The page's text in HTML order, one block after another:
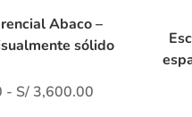
Abaco –
sólido
- S/3,600.00